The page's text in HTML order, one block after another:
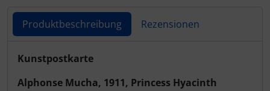
Produktbeschreibung Rezensionen
Produktbeschreibung
Kunstpostkarte
Alphonse Mucha, 1911, Princess Hyacinth